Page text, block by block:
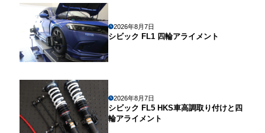
2026年8月7日
シビック FL1 四輪アライメント
2026年8月7日
シビック FL5 HKS車高調取り付けと四
輪アライメント